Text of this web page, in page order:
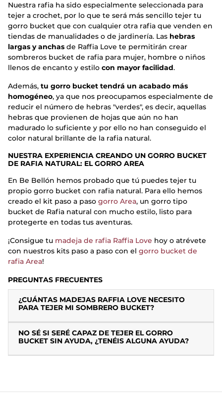
Nuestra rafia ha sido especialmente seleccionada para
tejer a crochet, por lo que te será más sencillo tejer tu
gorro bucket que con cualquier otra rafia que venden en
tiendas de manualidades o de jardinería. Las hebras
largas y anchas de Raffia Love te permitirán crear
sombreros bucket de rafia para mujer, hombre o niños
llenos de encanto y estilo con mayor facilidad.
Además, tu gorro bucket tendrá un acabado más
homogéneo, ya que nos preocupamos especialmente de
reducir el número de hebras "verdes", es decir, aquellas
hebras que provienen de hojas que aún no han
madurado lo suficiente y por ello no han conseguido el
color natural brillante de la rafia natural.
NUESTRA EXPERIENCIA CREANDO UN GORRO BUCKET
DE RAFIA NATURAL: EL GORRO AREA
En Be Bellón hemos probado que tú puedes tejer tu
propio gorro bucket con rafia natural. Para ello hemos
creado el kit paso a paso gorro Area, un gorro tipo
bucket de Rafia natural con mucho estilo, listo para
protegerte en todas tus aventuras.
¡Consigue tu madeja de rafia Raffia Love hoy o atrévete
con nuestros kits paso a paso con el gorro bucket de
rafia Area!
PREGUNTAS FRECUENTES
¿CUÁNTAS MADEJAS RAFFIA LOVE NECESITO
PARA TEJER MI SOMBRERO BUCKET?
NO SÉ SI SERÉ CAPAZ DE TEJER EL GORRO
BUCKET SIN AYUDA, ¿TENÉIS ALGUNA AYUDA?